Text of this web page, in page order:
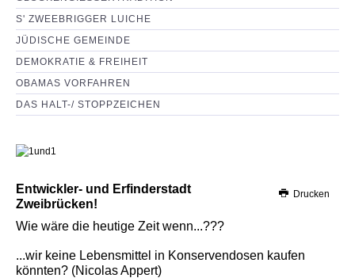
S' ZWEEBRIGGER LUICHE
JÜDISCHE GEMEINDE
DEMOKRATIE & FREIHEIT
OBAMAS VORFAHREN
DAS HALT-/ STOPPZEICHEN
Drucken
Entwickler- und Erfinderstadt
Zweibrücken!
Wie wäre die heutige Zeit wenn...???
...wir keine Lebensmittel in Konservendosen kaufen
könnten? (Nicolas Appert)